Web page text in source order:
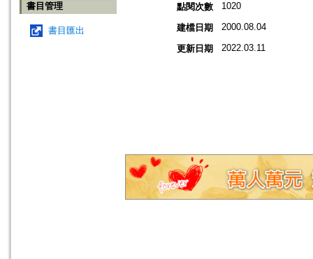
書目管理
書目匯出
點閱次數
1020
建檔日期 2000.08.04
更新日期 2022.03.11